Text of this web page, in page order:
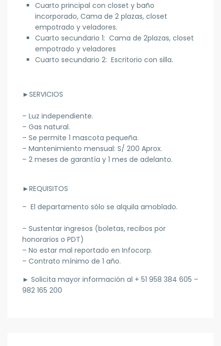
Cuarto principal con closet y baño
incorporado, Cama de 2 plazas, closet
empotrado y veladores.
Cuarto secundario 1: Cama de 2plazas, closet
empotrado y veladores
Cuarto secundario 2: Escritorio con silla.
►SERVICIOS
– Luz independiente.
– Gas natural.
– Se permite 1 mascota pequeña.
– Mantenimiento mensual: S/ 200 Aprox.
– 2 meses de garantía y 1 mes de adelanto.
►REQUISITOS
– El departamento sólo se alquila amoblado.
– Sustentar ingresos (boletas, recibos por
honorarios o PDT)
– No estar mal reportado en Infocorp.
– Contrato mínimo de 1 año.
►Solicita mayor información al + 51 958 384 605 –
982 165 200